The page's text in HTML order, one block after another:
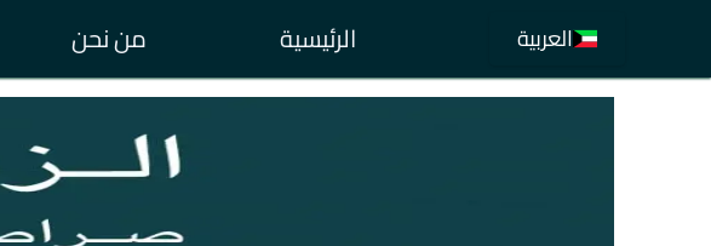
العربية الرئيسية من نحن